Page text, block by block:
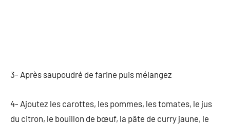
3- Après saupoudré de farine puis mélangez
4- Ajoutez les carottes, les pommes, les tomates, le jus
du citron, le bouillon de bœuf, la pâte de curry jaune, le